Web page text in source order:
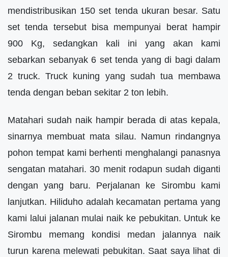
mendistribusikan 150 set tenda ukuran besar. Satu
set tenda tersebut bisa mempunyai berat hampir
900 Kg, sedangkan kali ini yang akan kami
sebarkan sebanyak 6 set tenda yang di bagi dalam
2 truck. Truck kuning yang sudah tua membawa
tenda dengan beban sekitar 2 ton lebih.
Matahari sudah naik hampir berada di atas kepala,
sinarnya membuat mata silau. Namun rindangnya
pohon tempat kami berhenti menghalangi panasnya
sengatan matahari. 30 menit rodapun sudah diganti
dengan yang baru. Perjalanan ke Sirombu kami
lanjutkan. Hiliduho adalah kecamatan pertama yang
kami lalui jalanan mulai naik ke pebukitan. Untuk ke
Sirombu memang kondisi medan jalannya naik
turun karena melewati pebukitan. Saat saya lihat di